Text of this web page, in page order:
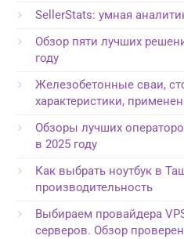
SellerStats: умная
Обзор пяти лучших
году
Железобетонные сваи,
характеристики,
Обзоры лучших
в 2025 году
Как выбрать ноутбук в
производительность
Выбираем провайдера
серверов. Обзор